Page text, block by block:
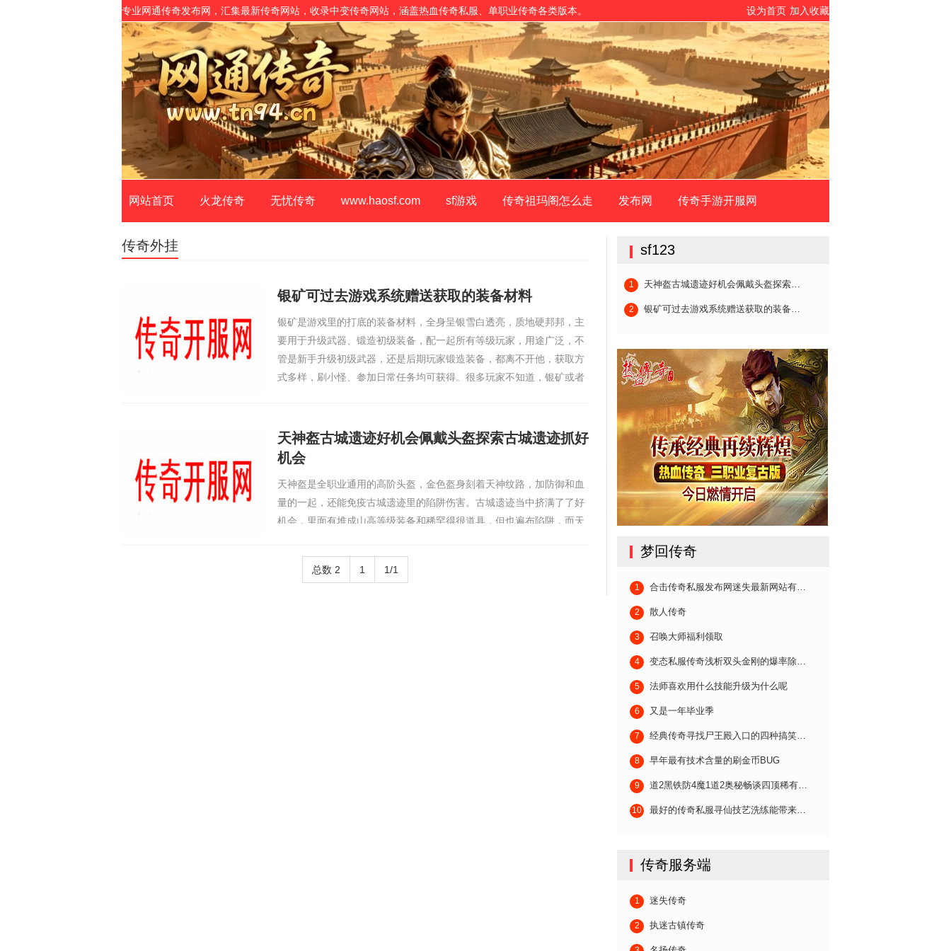
设为首页 加入收藏
专业网通传奇发布网，汇集最新传奇网站，收录中变传奇网站，涵盖热血传奇私服、单职业传奇各类版本。
网站首页 火龙传奇 无忧传奇 www.haosf.com sf游戏 传奇祖玛阁怎么走 发布网 传奇手游开服网
传奇外挂
银矿可过去游戏系统赠送获取的装备材料
银矿是游戏里的打底的装备材料，全身呈银雪白透亮，质地硬邦邦，主
要用于升级武器、锻造初级装备，配一起所有等级玩家，用途广泛，不
管是新手升级初级武器，还是后期玩家锻造装备，都离不开他，获取方
式多样，刷小怪、参加日常任务均可获得。很多玩家不知道，银矿或者
天神盔古城遗迹好机会佩戴头盔探索古城遗迹抓好
机会
天神盔是全职业通用的高阶头盔，金色盔身刻着天神纹路，加防御和血
量的一起，还能免疫古城遗迹里的陷阱伤害。古城遗迹当中挤满了了好
机会，里面有堆成山高等级装备和稀罕得很道具，但也遍布陷阱，而天
机会。第一次进古城遗迹，我没戴天神盔，刚走进去就触发了陷阱，掉
了一半血，还
总数 2 1 1/1
sf123
1 天神盔古城遗迹好机会佩戴头盔探索…
2 银矿可过去游戏系统赠送获取的装备…
梦回传奇
1 合击传奇私服发布网迷失最新网站有…
2 散人传奇
3 召唤大师福利领取
4 变态私服传奇浅析双头金刚的爆率除…
5 法师喜欢用什么技能升级为什么呢
6 又是一年毕业季
7 经典传奇寻找尸王殿入口的四种搞笑…
8 早年最有技术含量的刷金币BUG
9 道2黑铁防4魔1道2奥秘畅谈四顶稀有…
10 最好的传奇私服寻仙技艺洗练能带来…
传奇服务端
1 迷失传奇
2 执迷古镇传奇